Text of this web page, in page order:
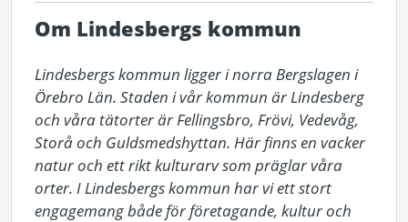
Om Lindesbergs kommun
Lindesbergs kommun ligger i norra Bergslagen i
Örebro Län. Staden i vår kommun är Lindesberg
och våra tätorter är Fellingsbro, Frövi, Vedevåg,
Storå och Guldsmedshyttan. Här finns en vacker
natur och ett rikt kulturarv som präglar våra
orter. I Lindesbergs kommun har vi ett stort
engagemang både för företagande, kultur och